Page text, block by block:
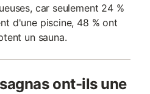
car seulement 24 %
d'une piscine, 48 % ont
un sauna.
ont-ils une